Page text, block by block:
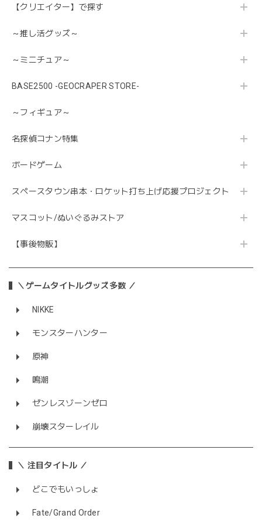
【クリエイター】で探す
～推し活グッズ～
～ミニチュア～
BASE2500 -GEOCRAPER STORE-
～フィギュア～
名探偵コナン特集
ボードゲーム
スペースタウン串本・ロケット打ち上げ応援プロジェクト
マスコット/ぬいぐるみストア
【事後物販】
＼ゲームタイトルグッズ多数 ／
NIKKE
モンスターハンター
原神
鳴潮
ゼンレスゾーンゼロ
崩壊スターレイル
＼ 注目タイトル ／
どこでもいっしょ
Fate/Grand Order